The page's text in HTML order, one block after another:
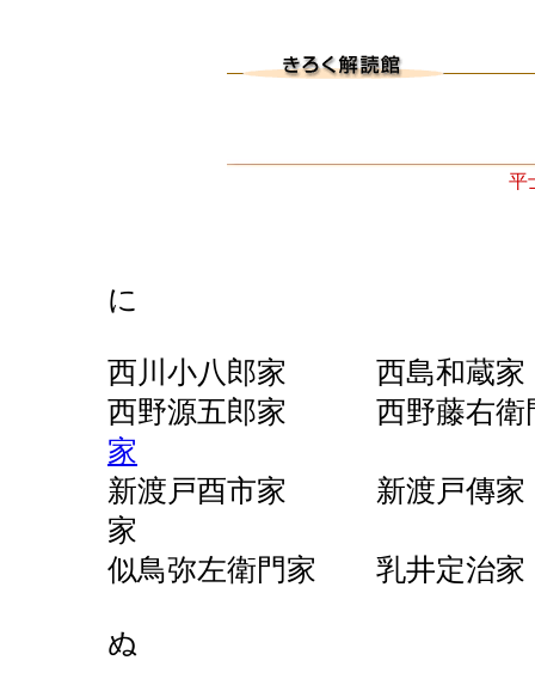
平
に
西川小八郎家 西島和
西野源五郎家 西野藤
家
新渡戸酉市家 新渡戸
家
似鳥弥左衛門家 乳井
ぬ